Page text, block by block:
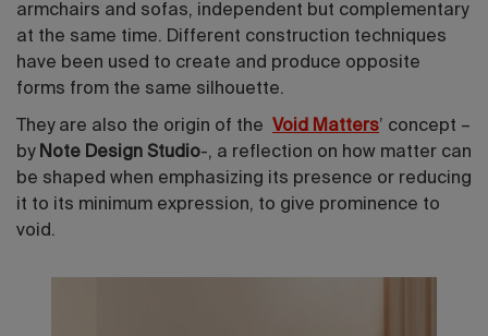
armchairs and sofas, independent but complementary
at the same time. Different construction techniques
have been used to create and produce opposite
forms from the same silhouette.
They are also the origin of the Void Matters’ concept –
by Note Design Studio-, a reflection on how matter can
be shaped when emphasizing its presence or reducing
it to its minimum expression, to give prominence to
void.